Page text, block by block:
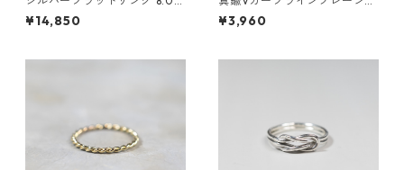
m幅 鏡面｜FA-1186
¥14,850
ング 1.5mm幅 鏡面｜FA-1184
¥3,960